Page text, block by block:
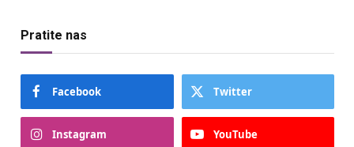
Pratite nas
Facebook Twitter
Instagram YouTube